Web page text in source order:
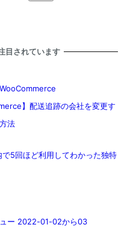
目されています
】配送追跡の会社を変更す
法
5回ほど利用してわかった独特
ー 2022-01-02から03